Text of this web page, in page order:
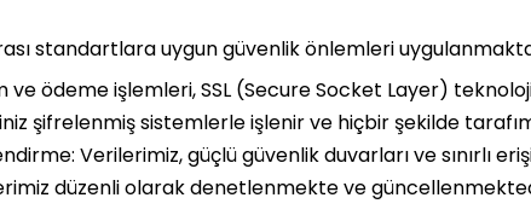
standartlara uygun güvenlik önlemleri
ve ödeme işlemleri, SSL (Secure Socket Layer)
şifrelenmiş sistemlerle işlenir ve hiçbir şekilde
Verilerimiz, güçlü güvenlik duvarları ve sınırlı
düzenli olarak denetlenmekte ve